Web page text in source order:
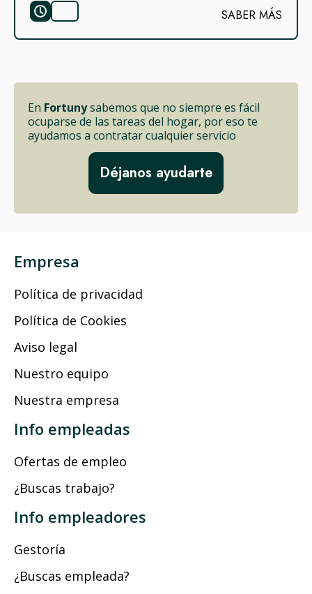
SABER MÁS
En Fortunysabemos que no siempre es fácil
ocuparse de las tareas del hogar, por eso te
ayudamos a contratar cualquier servicio
Déjanos ayudarte
Empresa
Política de privacidad
Política de Cookies
Aviso legal
Nuestro equipo
Nuestra empresa
Info empleadas
Ofertas de empleo
¿Buscas trabajo?
Info empleadores
Gestoría
¿Buscas empleada?